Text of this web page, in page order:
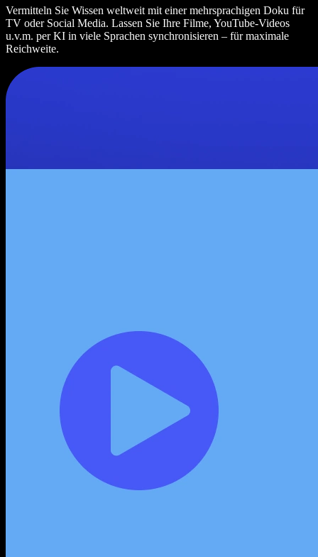
Vermitteln Sie Wissen weltweit mit einer mehrsprachigen Doku für
TV oder Social Media. Lassen Sie Ihre Filme, YouTube-Videos
u.v.m. per KI in viele Sprachen synchronisieren – für maximale
Reichweite.